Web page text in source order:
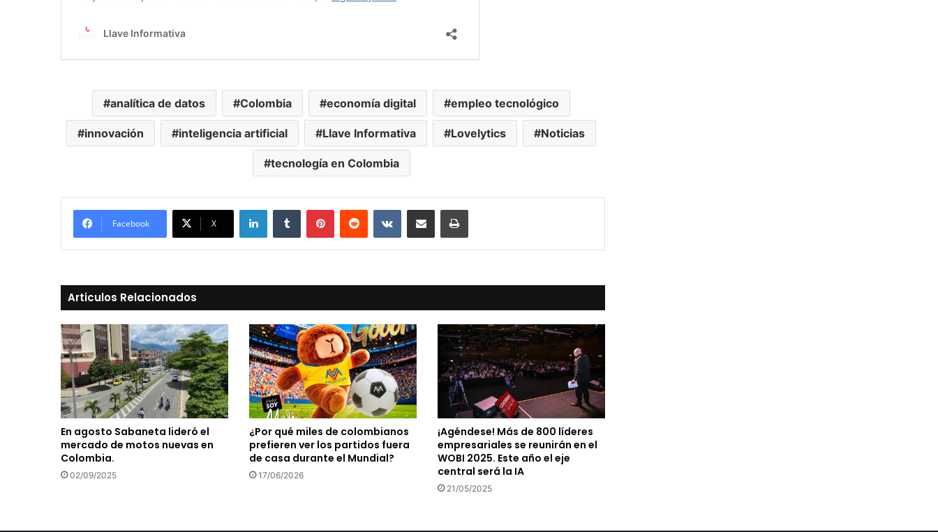
analítica de datos Colombia economía digital empleo tecnológico
innovación inteligencia artificial Llave Informativa Lovelytics Noticias
tecnología en Colombia
Facebook X
LinkedInTumblr PinterestReddit VKontakte
Compartir vía Mail Print
Articulos Relacionados
En agosto Sabaneta lideró el
mercado de motos nuevas en
Colombia.
02/09/2025
¿Por qué miles de colombianos
prefieren ver los partidos fuera
de casa durante el Mundial?
17/06/2026
¡Agéndese! Más de 800 líderes
empresariales se reunirán en el
WOBI 2025. Este año el eje
central será la IA
21/05/2025